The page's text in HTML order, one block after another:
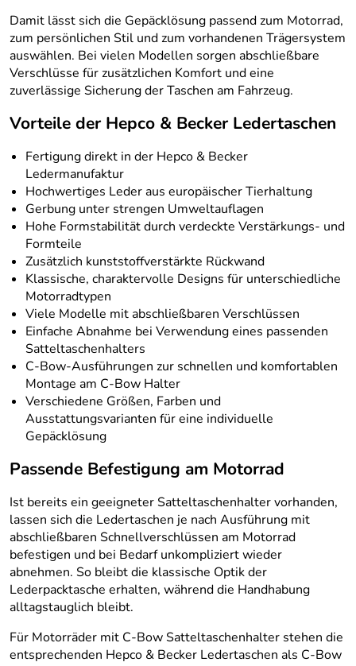
Damit lässt sich die Gepäcklösung passend zum Motorrad,
zum persönlichen Stil und zum vorhandenen Trägersystem
auswählen. Bei vielen Modellen sorgen abschließbare
Verschlüsse für zusätzlichen Komfort und eine
zuverlässige Sicherung der Taschen am Fahrzeug.
Vorteile der Hepco & Becker Ledertaschen
Fertigung direkt in der Hepco & Becker
Ledermanufaktur
Hochwertiges Leder aus europäischer Tierhaltung
Gerbung unter strengen Umweltauflagen
Hohe Formstabilität durch verdeckte Verstärkungs- und
Formteile
Zusätzlich kunststoffverstärkte Rückwand
Klassische, charaktervolle Designs für unterschiedliche
Motorradtypen
Viele Modelle mit abschließbaren Verschlüssen
Einfache Abnahme bei Verwendung eines passenden
Satteltaschenhalters
C-Bow-Ausführungen zur schnellen und komfortablen
Montage am C-Bow Halter
Verschiedene Größen, Farben und
Ausstattungsvarianten für eine individuelle
Gepäcklösung
Passende Befestigung am Motorrad
Ist bereits ein geeigneter Satteltaschenhalter vorhanden,
lassen sich die Ledertaschen je nach Ausführung mit
abschließbaren Schnellverschlüssen am Motorrad
befestigen und bei Bedarf unkompliziert wieder
abnehmen. So bleibt die klassische Optik der
Lederpacktasche erhalten, während die Handhabung
alltagstauglich bleibt.
Für Motorräder mit C-Bow Satteltaschenhalter stehen die
entsprechenden Hepco & Becker Ledertaschen als C-Bow